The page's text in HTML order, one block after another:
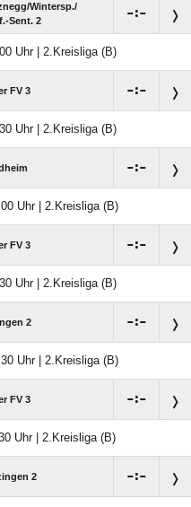
​Wintersp./​
Sent. 2
:
Uhr | 2.Kreisliga (B)
FV 3 :
Uhr | 2.Kreisliga (B)
:
Uhr | 2.Kreisliga (B)
FV 3 :
Uhr | 2.Kreisliga (B)
2 :
Uhr | 2.Kreisliga (B)
FV 3 :
Uhr | 2.Kreisliga (B)
2 :